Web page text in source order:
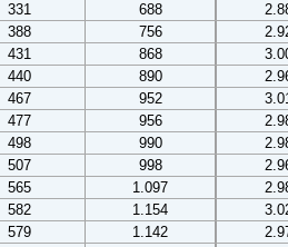
331 688
388 756
431 868
440 890
467 952
477 956
498 990
507 998
565 1.097
582 1.154
579 1.142